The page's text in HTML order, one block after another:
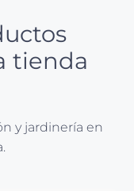
tienda
y jardinería en